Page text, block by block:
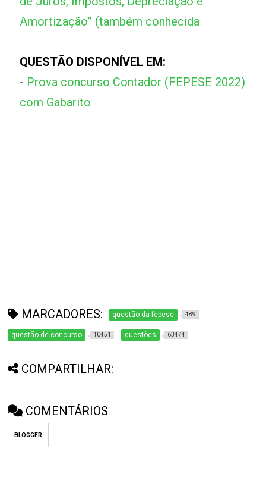
Amortização” (também conhecida
QUESTÃO DISPONÍVEL EM:
- Prova concurso Contador (FEPESE 2022)
com Gabarito
MARCADORES: questão da fepese 489
questão de concurso 10451 questões 63474
COMPARTILHAR:
COMENTÁRIOS
BLOGGER